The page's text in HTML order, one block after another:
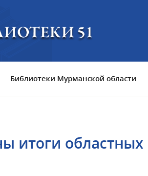
Библиотеки Мурманской области
итоги областных